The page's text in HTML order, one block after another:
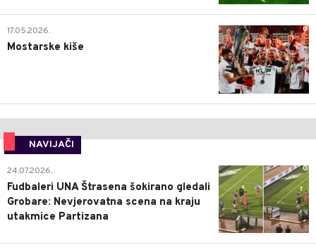
0
17.05.2026.
Mostarske kiše
NAVIJAČI
0
24.07.2026.
Fudbaleri UNA Štrasena šokirano gledali
Grobare: Nevjerovatna scena na kraju
utakmice Partizana